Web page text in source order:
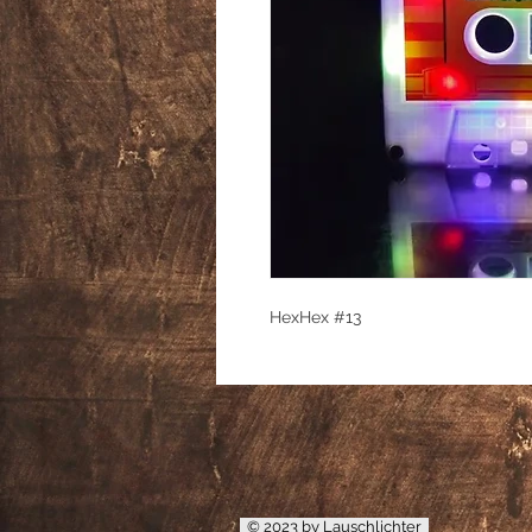
HexHex #13
© 2023 by Lauschlichter